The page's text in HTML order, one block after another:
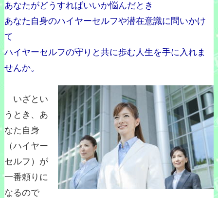
あなたがどうすればいいか悩んだとき
あなた自身のハイヤーセルフや潜在意識に問いかけ
て
ハイヤーセルフの守りと共に歩む人生を手に入れま
せんか。
いざとい
うとき、あ
なた自身
（ハイヤー
セルフ）が
一番頼りに
なるので